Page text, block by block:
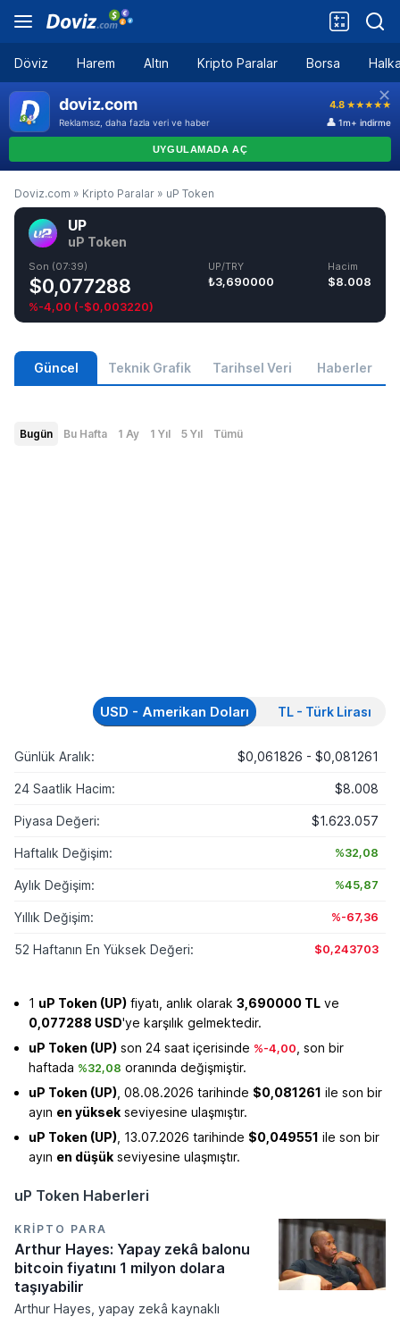
Döviz Harem Altın Kripto Paralar Borsa
Doviz.com » Kripto Paralar » uP Token
UP
uP Token
Son (07:39)
$0,077288
%-4,00 (-$0,003220)
UP/TRY
₺3,690000
Hacim
$8.008
Güncel Teknik Grafik Tarihsel Veri Haberler
Bugün Bu Hafta 1 Ay 1 Yıl 5 Yıl Tümü
USD - Amerikan Doları TL - Türk Lirası
Günlük Aralık: $0,061826 - $0,081261
24 Saatlik Hacim: $8.008
Piyasa Değeri: $1.623.057
Haftalık Değişim: %32,08
Aylık Değişim: %45,87
Yıllık Değişim: %-67,36
52 Haftanın En Yüksek Değeri: $0,243703
1 uP Token (UP) fiyatı, anlık olarak 3,690000 TL ve
0,077288 USD'ye karşılık gelmektedir.
uP Token (UP) son 24 saat içerisinde %-4,00 , son bir
haftada %32,08 oranında değişmiştir.
uP Token (UP) , 08.08.2026 tarihinde $0,081261 ile son bir
ayın en yüksek seviyesine ulaşmıştır.
uP Token (UP) , 13.07.2026 tarihinde $0,049551 ile son bir
ayın en düşük seviyesine ulaşmıştır.
uP Token Haberleri
KRIPTO PARA
Arthur Hayes: Yapay zekâ balonu
bitcoin fiyatını 1 milyon dolara
taşıyabilir
Arthur Hayes, yapay zekâ kaynaklı